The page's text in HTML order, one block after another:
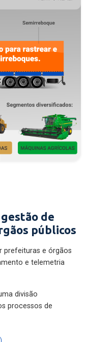
de
públicos
prefeituras e órgãos
e telemetria
divisão
processos de